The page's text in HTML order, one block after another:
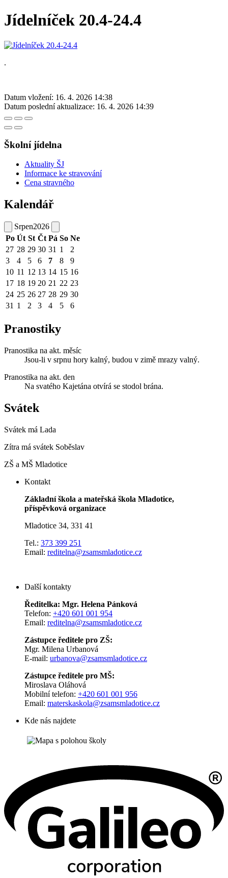
Jídelníček 20.4-24.4
.
Datum vložení: 16. 4. 2026 14:38
Datum poslední aktualizace: 16. 4. 2026 14:39
Školní jídelna
Aktuality ŠJ
Informace ke stravování
Cena stravného
Kalendář
Srpen2026
Po Út St Čt Pá So Ne
27 28 29 30 31 1
2
3
4 5 6 7 8
9
10 11 12 13 14 15 16
17 18 19 20 21 22 23
24 25 26 27 28 29 30
31 1 2 3 4 5 6
Pranostiky
Pranostika na akt. měsíc
Jsou-li v srpnu hory kalný, budou v zimě mrazy valný.
Pranostika na akt. den
Na svatého Kajetána otvírá se stodol brána.
Svátek
Svátek má Lada
Zítra má svátek Soběslav
ZŠ a MŠ Mladotice
Kontakt
Základní škola a mateřská škola Mladotice,
příspěvková organizace
Mladotice 34, 331 41
Tel.: 373 399 251
Email: reditelna@zsamsmladotice.cz
Další kontakty
Ředitelka: Mgr. Helena Pánková
Telefon: +420 601 001 954
Email: reditelna@zsamsmladotice.cz
Zástupce ředitele pro ZŠ:
Mgr. Milena Urbanová
E-mail: urbanova@zsamsmladotice.cz
Zástupce ředitele pro MŠ:
Miroslava Oláhová
Mobilní telefon: +420 601 001 956
Email: materskaskola@zsamsmladotice.cz
Kde nás najdete